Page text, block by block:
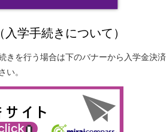
学手続きについて）
きを行う場合は下のバナーから入学金決済
。